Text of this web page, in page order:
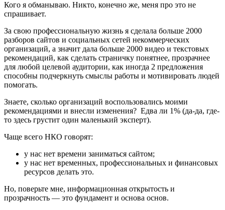
Кого я обманываю. Никто, конечно же, меня про это не
спрашивает.
За свою профессиональную жизнь я сделала больше 2000
разборов сайтов и социальных сетей некоммерческих
организаций, а значит дала больше 2000 видео и текстовых
рекомендаций, как сделать страничку понятнее, прозрачнее
для любой целевой аудитории, как иногда 2 предложения
способны подчеркнуть смыслы работы и мотивировать людей
помогать.
Знаете, сколько организаций воспользовались моими
рекомендациями и внесли изменения? Едва ли 1% (да-да, где-
то здесь грустит один маленький эксперт).
Чаще всего НКО говорят:
у нас нет времени заниматься сайтом;
у нас нет временных, профессиональных и финансовых
ресурсов делать это.
Но, поверьте мне, информационная открытость и
прозрачность — это фундамент и основа основ.